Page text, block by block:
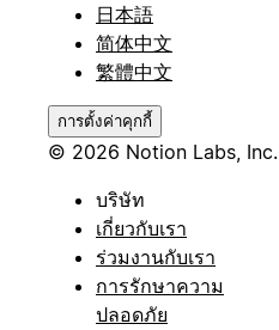
日本語
简体中文
繁體中文
การตั้งค่าคุกกี้
© 2026 Notion Labs, Inc.
บริษัท
เกี่ยวกับเรา
ร่วมงานกับเรา
การรักษาความ
ปลอดภัย